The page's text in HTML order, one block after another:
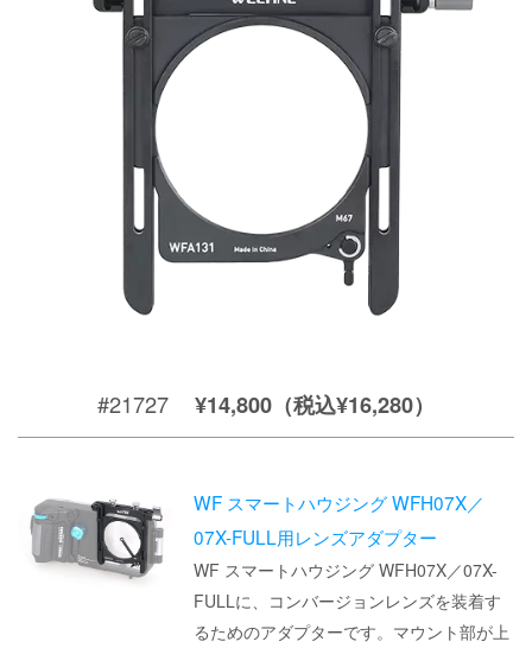
#21727 ¥14,800（税込¥16,280）
WF スマートハウジング WFH07X／
07X-FULL用レンズアダプター
WF スマートハウジング WFH07X／07X-
FULLに、コンバージョンレンズを装着す
るためのアダプターです。マウント部が上